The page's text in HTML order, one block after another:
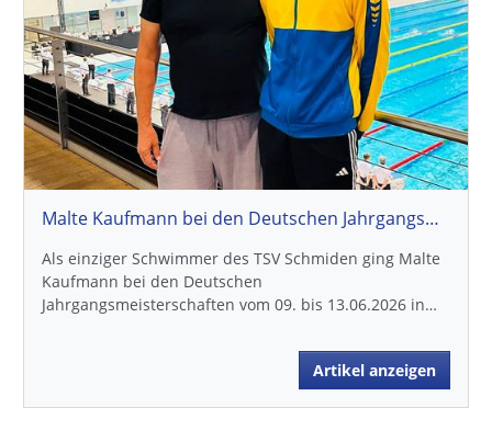
Malte Kaufmann bei den Deutschen Jahrgangsmeisterschaften in Berlin
Als einziger Schwimmer des TSV Schmiden ging Malte
Kaufmann bei den Deutschen
Jahrgangsmeisterschaften vom 09. bis 13.06.2026 in…
Artikel anzeigen